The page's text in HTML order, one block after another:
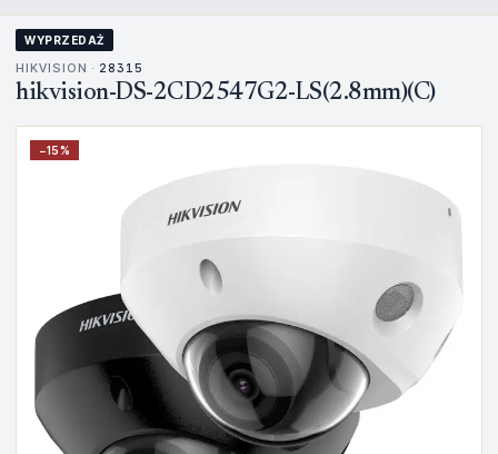
WYPRZEDAŻ
HIKVISION · 28315
hikvision-DS-2CD2547G2-LS(2.8mm)(C)
−15%